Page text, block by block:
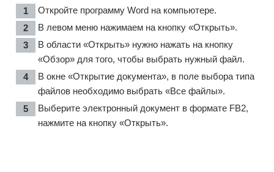
Откройте программу Word на компьютере.
В левом меню нажимаем на кнопку «Открыть».
В области «Открыть» нужно нажать на кнопку
«Обзор» для того, чтобы выбрать нужный файл.
В окне «Открытие документа», в поле выбора типа
файлов необходимо выбрать «Все файлы».
Выберите электронный документ в формате FB2,
нажмите на кнопку «Открыть».